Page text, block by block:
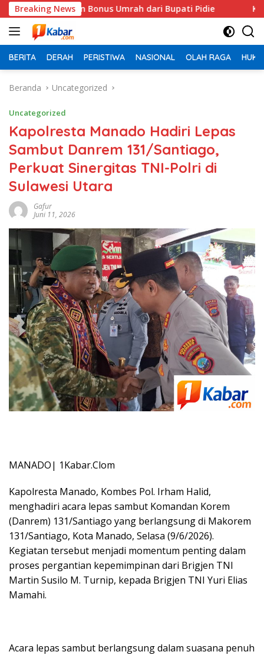
Langsung
ke
konten
Breaking News
Umrah dari Bupati Pidie Kematian Dinilai
BERITA DERAH PERISTIWA NASIONAL OLAH RAGA
Beranda Uncategorized
Uncategorized
Kapolresta Manado Hadiri Lepas
Sambut Danrem 131/Santiago,
Perkuat Sinergitas TNI-Polri di
Sulawesi Utara
Gafur
Juni 11, 2026
MANADO| 1Kabar.Clom
Kapolresta Manado, Kombes Pol. Irham Halid,
menghadiri acara lepas sambut Komandan Korem
(Danrem) 131/Santiago yang berlangsung di Makorem
131/Santiago, Kota Manado, Selasa (9/6/2026).
Kegiatan tersebut menjadi momentum penting dalam
proses pergantian kepemimpinan dari Brigjen TNI
Martin Susilo M. Turnip, kepada Brigjen TNI Yuri Elias
Mamahi.
Acara lepas sambut berlangsung dalam suasana penuh